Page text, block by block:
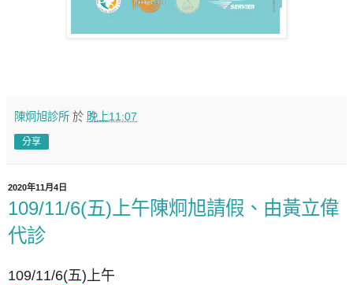
陳炯旭診所 於 晚上11:07
分享
2020年11月4日
109/11/6(五)上午陳炯旭請假、由黃立偉
代診
109/11/6(五)上午